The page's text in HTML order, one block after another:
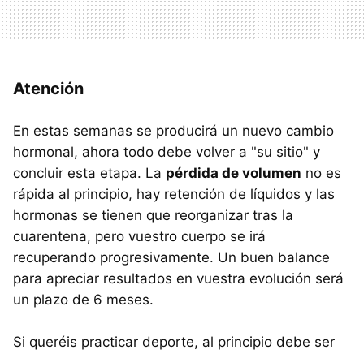
Atención
En estas semanas se producirá un nuevo cambio
hormonal, ahora todo debe volver a "su sitio" y
concluir esta etapa. La pérdida de volumen no es
rápida al principio, hay retención de líquidos y las
hormonas se tienen que reorganizar tras la
cuarentena, pero vuestro cuerpo se irá
recuperando progresivamente. Un buen balance
para apreciar resultados en vuestra evolución será
un plazo de 6 meses.
Si queréis practicar deporte, al principio debe ser